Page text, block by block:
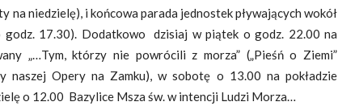
na niedzielę), i końcowa parada jednostek pływających wokół
godz. 17.30). Dodatkowo dzisiaj w piątek o godz. 22.00 na
„…Tym, którzy nie powrócili z morza” („Pieśń o Ziemi”
naszej Opery na Zamku), w sobotę o 13.00 na pokładzie
o 12.00 Bazylice Msza św. w intencji Ludzi Morza…